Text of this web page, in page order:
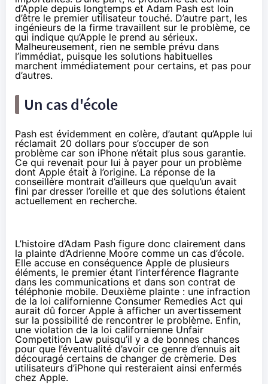
d’Apple depuis longtemps et Adam Pash est loin
d’être le premier utilisateur touché. D’autre part, les
ingénieurs de la firme travaillent sur le problème, ce
qui indique qu’Apple le prend au sérieux.
Malheureusement, rien ne semble prévu dans
l’immédiat, puisque les solutions habituelles
marchent immédiatement pour certains, et pas pour
d’autres.
Un cas d'école
Pash est évidemment en colère, d’autant qu’Apple lui
réclamait 20 dollars pour s’occuper de son
problème car son iPhone n’était plus sous garantie.
Ce qui revenait pour lui à payer pour un problème
dont Apple était à l’origine. La réponse de la
conseillère montrait d’ailleurs que quelqu’un avait
fini par dresser l’oreille et que des solutions étaient
actuellement en recherche.
L’histoire d’Adam Pash figure donc clairement dans
la plainte d’Adrienne Moore comme un cas d’école.
Elle accuse en conséquence Apple de plusieurs
éléments, le premier étant l’interférence flagrante
dans les communications et dans son contrat de
téléphonie mobile. Deuxième plainte : une infraction
de la loi californienne Consumer Remedies Act qui
aurait dû forcer Apple à afficher un avertissement
sur la possibilité de rencontrer le problème. Enfin,
une violation de la loi californienne Unfair
Competition Law puisqu’il y a de bonnes chances
pour que l’éventualité d’avoir ce genre d’ennuis ait
découragé certains de changer de crèmerie. Des
utilisateurs d’iPhone qui resteraient ainsi enfermés
chez Apple.